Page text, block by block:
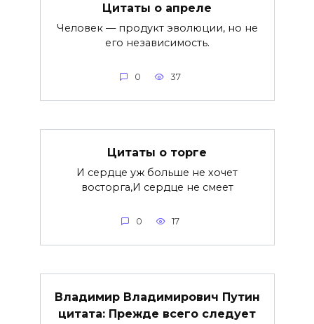
Цитаты о апреле
Человек — продукт эволюции, но не
его независимость.
0 37
Цитаты о торге
И сердце уж больше не хочет
восторга,И сердце не смеет
0 17
Владимир Владимирович Путин
цитата: Прежде всего следует